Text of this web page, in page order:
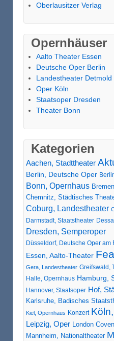
Oberlausitzer Verlag
Opernhäuser
Aalto Theater Essen
Deutsche Oper Berlin
Landestheater Detmold
Oper Köln
Staatsoper Dresden
Theater Bonn
Kategorien
Aachen, Stadttheater
Berlin, Deutsche Oper
Bonn, Opernhaus
Chemnitz, Städtisches
Coburg, Landestheater
Darmstadt, Staatstheater
Dresden, Semperoper
Düsseldorf, Deutsche Oper am
Essen, Aalto-Theater
Gera, Landestheater Greifswald,
Halle, Opernhaus Hamburg,
Hannover, Staatsoper Hof,
Karlsruhe, Badisches
Kiel, Opernhaus Konzert
Leipzig, Oper London
Mannheim, Nationaltheater